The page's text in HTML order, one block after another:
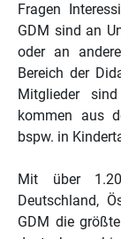
Fragen
GDM sind an
oder an
Bereich der
Mitglieder
kommen aus
bspw. in
Mit über
Deutschland,
GDM die